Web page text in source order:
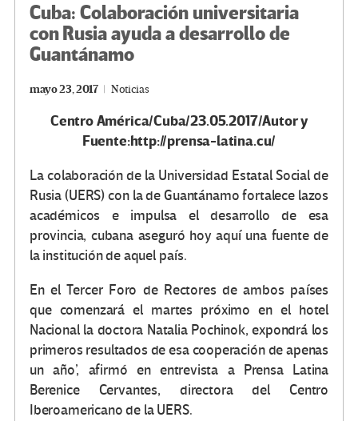
Cuba: Colaboración universitaria
con Rusia ayuda a desarrollo de
Guantánamo
mayo 23, 2017 Noticias
Centro América/Cuba/23.05.2017/Autor y
Fuente:http://prensa-latina.cu/
La colaboración de la Universidad Estatal Social de
Rusia (UERS) con la de Guantánamo fortalece lazos
académicos e impulsa el desarrollo de esa
provincia, cubana aseguró hoy aquí una fuente de
la institución de aquel país.
En el Tercer Foro de Rectores de ambos países
que comenzará el martes próximo en el hotel
Nacional la doctora Natalia Pochinok, expondrá los
primeros resultados de esa cooperación de apenas
un año’, afirmó en entrevista a Prensa Latina
Berenice Cervantes, directora del Centro
Iberoamericano de la UERS.